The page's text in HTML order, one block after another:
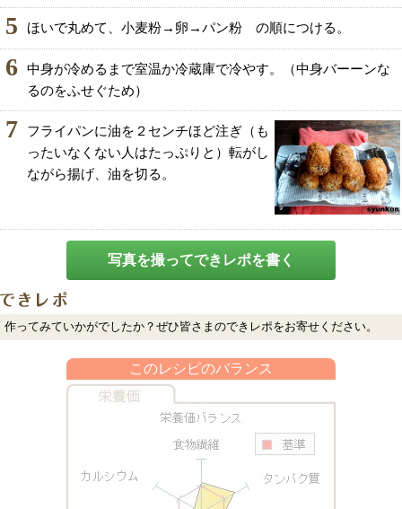
5 ほいで丸めて、小麦粉→卵→パン粉 の順につける。
6
中身が冷めるまで室温か冷蔵庫で冷やす。（中身バーーンな
るのをふせぐため）
7
フライパンに油を２センチほど注ぎ（も
ったいなくない人はたっぷりと）転がし
ながら揚げ、油を切る。
写真を撮ってできレポを書く
作ってみていかがでしたか？ぜひ皆さまのできレポをお寄せください。
このレシピのバランス